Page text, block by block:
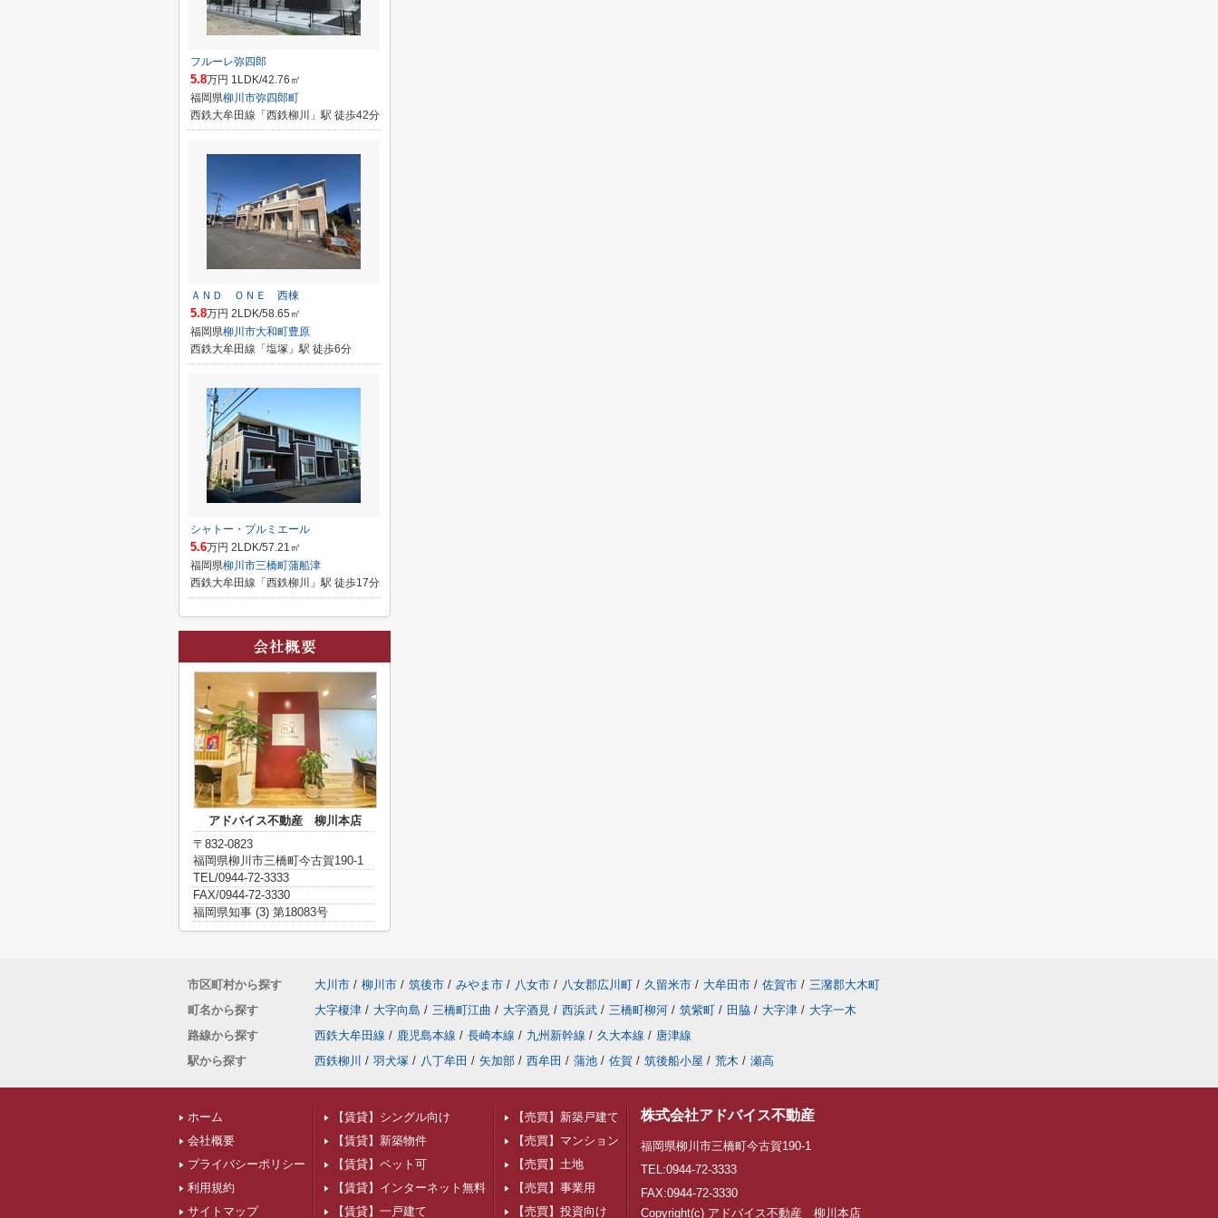
フルーレ弥四郎
5.8万円 1LDK/42.76㎡
福岡県柳川市弥四郎町
西鉄大牟田線「西鉄柳川」駅 徒歩42分
ＡＮＤ ＯＮＥ 西棟
5.8万円 2LDK/58.65㎡
福岡県柳川市大和町豊原
西鉄大牟田線「塩塚」駅 徒歩6分
シャトー・プルミエール
5.6万円 2LDK/57.21㎡
福岡県柳川市三橋町蒲船津
西鉄大牟田線「西鉄柳川」駅 徒歩17分
アドバイス不動産 柳川本店
〒832-0823
福岡県柳川市三橋町今古賀190-1
TEL/0944-72-3333
FAX/0944-72-3330
福岡県知事 (3) 第18083号
市区町村から探す 大川市 / 柳川市 / 筑後市 / みやま市 / 八女市 / 八女郡広川町 / 久留米市 / 大牟田市 / 佐賀市 / 三潴郡大木町
町名から探す
大字榎津 / 大字向島 / 三橋町江曲 / 大字酒見 / 西浜武 / 三橋町柳河 / 筑紫町 / 田脇 / 大字津 / 大字一木
路線から探す
西鉄大牟田線 / 鹿児島本線 / 長崎本線 / 九州新幹線 / 久大本線 / 唐津線
駅から探す
西鉄柳川 / 羽犬塚 / 八丁牟田 / 矢加部 / 西牟田 / 蒲池 / 佐賀 / 筑後船小屋 / 荒木 / 瀬高
ホーム
会社概要
プライバシーポリシー
利用規約
サイトマップ
【賃貸】シングル向け
【賃貸】新築物件
【賃貸】ペット可
【賃貸】インターネット無料
【賃貸】一戸建て
【売買】新築戸建て
【売買】マンション
【売買】土地
【売買】事業用
【売買】投資向け
株式会社アドバイス不動産
福岡県柳川市三橋町今古賀190-1
TEL:0944-72-3333
FAX:0944-72-3330
Copyright(c) アドバイス不動産 柳川本店